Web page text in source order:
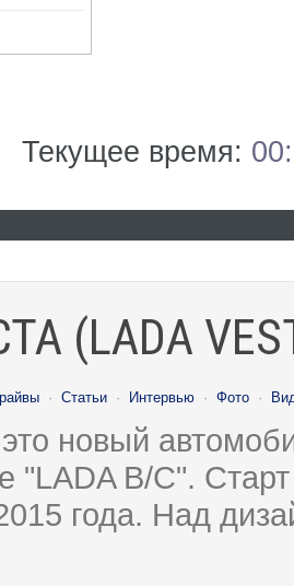
Текущее время:
(LADA
· Статьи · Интервью · Фото ·
новый
"LADA B/C".
года. Над